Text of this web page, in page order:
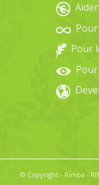
Pour
© Copyright - Rimba -